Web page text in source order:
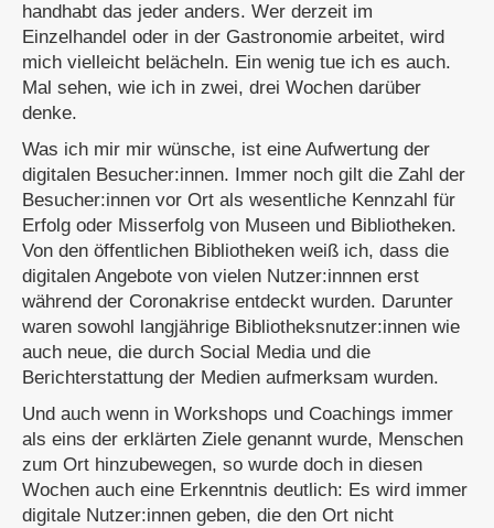
handhabt das jeder anders. Wer derzeit im
Einzelhandel oder in der Gastronomie arbeitet, wird
mich vielleicht belächeln. Ein wenig tue ich es auch.
Mal sehen, wie ich in zwei, drei Wochen darüber
denke.
Was ich mir mir wünsche, ist eine Aufwertung der
digitalen Besucher:innen. Immer noch gilt die Zahl der
Besucher:innen vor Ort als wesentliche Kennzahl für
Erfolg oder Misserfolg von Museen und Bibliotheken.
Von den öffentlichen Bibliotheken weiß ich, dass die
digitalen Angebote von vielen Nutzer:innnen erst
während der Coronakrise entdeckt wurden. Darunter
waren sowohl langjährige Bibliotheksnutzer:innen wie
auch neue, die durch Social Media und die
Berichterstattung der Medien aufmerksam wurden.
Und auch wenn in Workshops und Coachings immer
als eins der erklärten Ziele genannt wurde, Menschen
zum Ort hinzubewegen, so wurde doch in diesen
Wochen auch eine Erkenntnis deutlich: Es wird immer
digitale Nutzer:innen geben, die den Ort nicht